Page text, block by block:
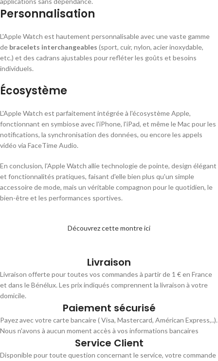
Personnalisation
L'Apple Watch est hautement personnalisable avec une vaste gamme
de bracelets interchangeables (sport, cuir, nylon, acier inoxydable,
etc.) et des cadrans ajustables pour refléter les goûts et besoins
individuels.
Écosystème
L'Apple Watch est parfaitement intégrée à l'écosystème Apple,
fonctionnant en symbiose avec l'iPhone, l'iPad, et même le Mac pour les
notifications, la synchronisation des données, ou encore les appels
vidéo via FaceTime Audio.
En conclusion, l'Apple Watch allie technologie de pointe, design élégant
et fonctionnalités pratiques, faisant d'elle bien plus qu'un simple
accessoire de mode, mais un véritable compagnon pour le quotidien, le
bien-être et les performances sportives.
Découvrez cette montre ici
Livraison
Livraison offerte pour toutes vos commandes à partir de 1 € en France
et dans le Bénélux. Les prix indiqués comprennent la livraison à votre
domicile.
Paiement sécurisé
Payez avec votre carte bancaire ( Visa, Mastercard, Américan Express,..).
Nous n'avons à aucun moment accès à vos informations bancaires
Service Client
Disponible pour toute question concernant le service, votre commande